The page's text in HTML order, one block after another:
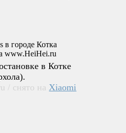
в Котке
/ снято наXiaomi